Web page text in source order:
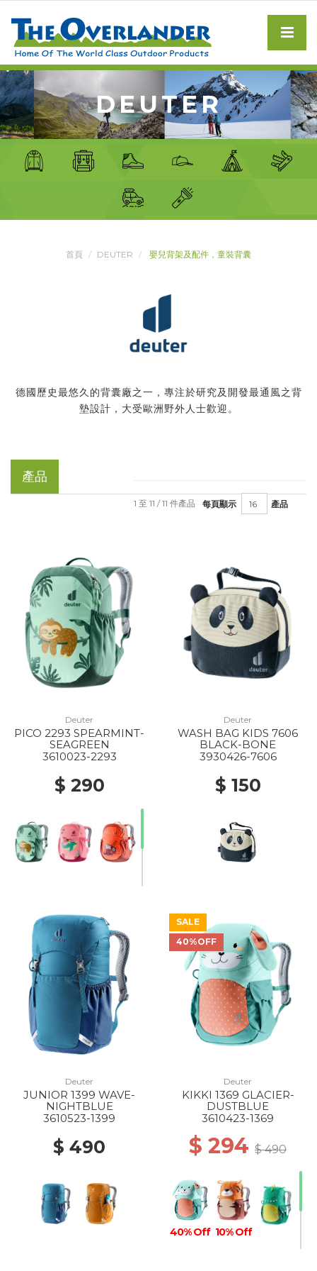
DEUTER
首頁 DEUTER 嬰兒背架及配件，童裝背囊
德國歷史最悠久的背囊廠之一，專注於研究及開發最通風之背
墊設計，大受歐洲野外人士歡迎。
產品
每頁顯示 產品
1 至 11 / 11 件產品
Deuter
PICO 2293 SPEARMINT-
SEAGREEN
3610023-2293
$ 290
Deuter
WASH BAG KIDS 7606
BLACK-BONE
3930426-7606
$ 150
Deuter
JUNIOR 1399 WAVE-
NIGHTBLUE
3610523-1399
$ 490
SALE
40%OFF
Deuter
KIKKI 1369 GLACIER-
DUSTBLUE
3610423-1369
$ 294 $ 490
40% Off 10% Off